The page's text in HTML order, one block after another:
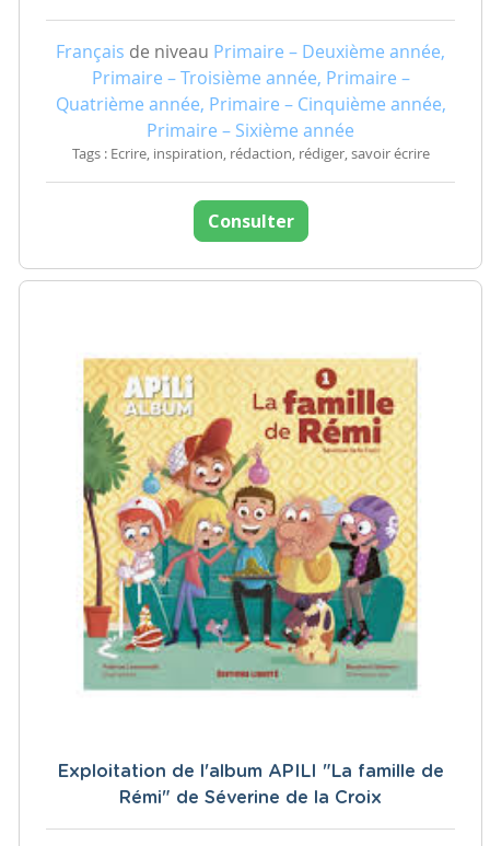
Français de niveau Primaire – Deuxième année,
Primaire – Troisième année, Primaire –
Quatrième année, Primaire – Cinquième année,
Primaire – Sixième année
Tags : Ecrire, inspiration, rédaction, rédiger, savoir écrire
Consulter
Exploitation de l'album APILI "La famille de
Rémi" de Séverine de la Croix